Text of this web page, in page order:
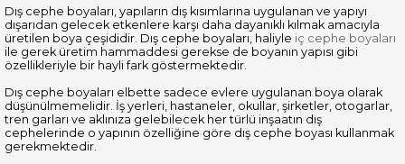
Dış cephe boyaları, yapıların dış kısımlarına uygulanan ve yapıyı
dışarıdan gelecek etkenlere karşı daha dayanıklı kılmak amacıyla
üretilen boya çeşididir. Dış cephe boyaları, haliyle iç cephe boyaları
ile gerek üretim hammaddesi gerekse de boyanın yapısı gibi
özellikleriyle bir hayli fark göstermektedir.
Dış cephe boyaları elbette sadece evlere uygulanan boya olarak
düşünülmemelidir. İş yerleri, hastaneler, okullar, şirketler, otogarlar,
tren garları ve aklınıza gelebilecek her türlü inşaatın dış
cephelerinde o yapının özelliğine göre dış cephe boyası kullanmak
gerekmektedir.